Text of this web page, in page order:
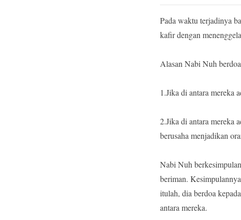
Pada waktu terjadinya
kafir dengan
Alasan Nabi Nuh
1.Jika di antara mereka
2.Jika di antara mereka
berusaha menjadikan
Nabi Nuh
beriman.
itulah, dia berdoa
antara mereka.